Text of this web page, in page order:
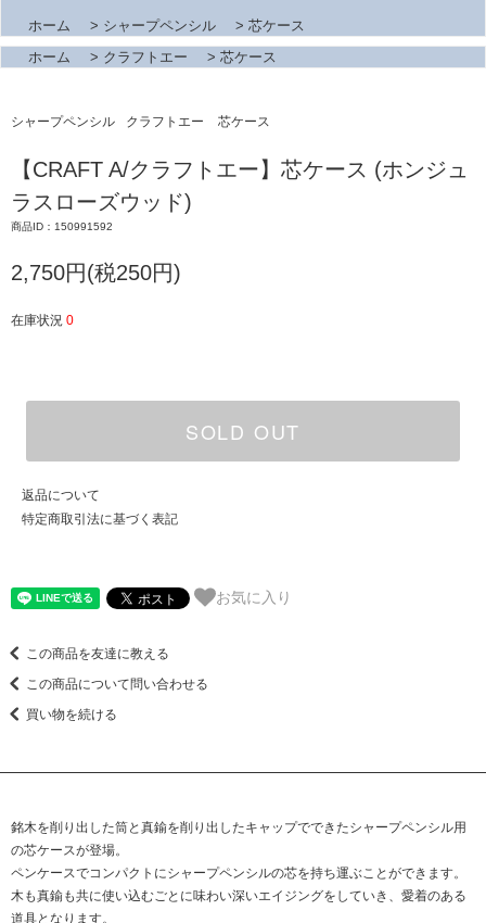
ホーム > シャープペンシル > 芯ケース
ホーム
> クラフトエー > 芯ケース
シャープペンシル クラフトエー 芯ケース
【CRAFT A/クラフトエー】芯ケース (ホンジュ
ラスローズウッド)
商品ID：150991592
2,750円(税250円)
在庫状況 0
SOLD OUT
返品について
特定商取引法に基づく表記
お気に入り
この商品を友達に教える
この商品について問い合わせる
買い物を続ける
銘木を削り出した筒と真鍮を削り出したキャップでできたシャープペンシル用
の芯ケースが登場。
ペンケースでコンパクトにシャープペンシルの芯を持ち運ぶことができます。
木も真鍮も共に使い込むごとに味わい深いエイジングをしていき、愛着のある
道具となります。